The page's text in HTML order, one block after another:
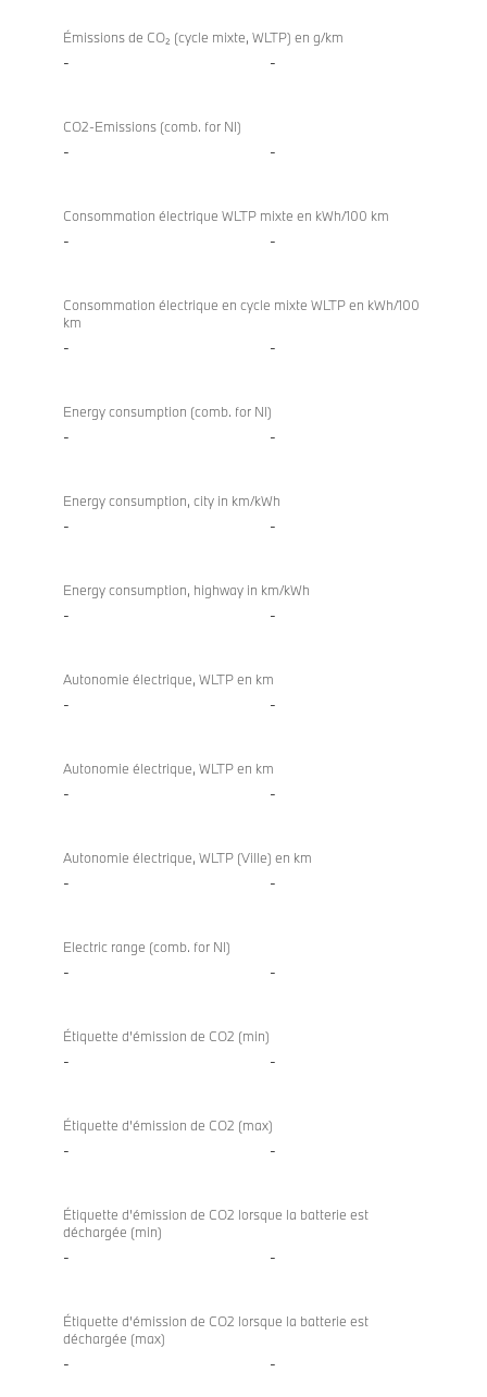
Émissions de CO₂ (cycle mixte, WLTP) en g/km
- -
CO2-Emissions (comb. for NI)
- -
Consommation électrique WLTP mixte en kWh/100 km
- -
Consommation électrique en cycle mixte WLTP en kWh/100
km
- -
Energy consumption (comb. for NI)
- -
Energy consumption, city in km/kWh
- -
Energy consumption, highway in km/kWh
- -
Autonomie électrique, WLTP en km
- -
Autonomie électrique, WLTP en km
- -
Autonomie électrique, WLTP (Ville) en km
- -
Electric range (comb. for NI)
- -
Étiquette d’émission de CO2 (min)
- -
Étiquette d’émission de CO2 (max)
- -
Étiquette d’émission de CO2 lorsque la batterie est
déchargée (min)
- -
Étiquette d’émission de CO2 lorsque la batterie est
déchargée (max)
- -